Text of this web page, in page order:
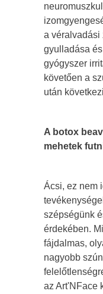
a véralvadási
gyulladása
gyógyszer
követően a
után
A botox
mehetek
Ácsi, ez nem
szépségünk
érdekében.
fájdalmas,
nagyobb
az Art'NFace